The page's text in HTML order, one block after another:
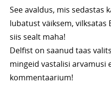
See avaldus, mis sedastas
lubatust väiksem, vilksatas
siis sealt maha!
Delfist on saanud taas
mingeid vastalisi arvamusi
kommentaarium!